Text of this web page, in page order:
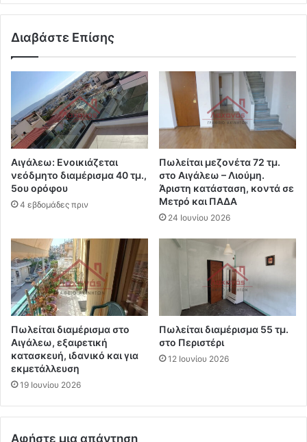
Διαβάστε Επίσης
Αιγάλεω: Ενοικιάζεται
νεόδμητο διαμέρισμα 40 τμ.,
5ου ορόφου
4 εβδομάδες πριν
Πωλείται μεζονέτα 72 τμ.
στο Αιγάλεω – Λιούμη.
Άριστη κατάσταση, κοντά σε
Μετρό και ΠΑΔΑ
24 Ιουνίου 2026
Πωλείται διαμέρισμα στο
Αιγάλεω, εξαιρετική
κατασκευή, ιδανικό και για
εκμετάλλευση
19 Ιουνίου 2026
Πωλείται διαμέρισμα 55 τμ.
στο Περιστέρι
12 Ιουνίου 2026
Αφήστε μια απάντηση